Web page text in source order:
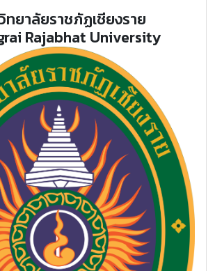
ทยาลัยราชภัฏเชียงราย
Rajabhat University